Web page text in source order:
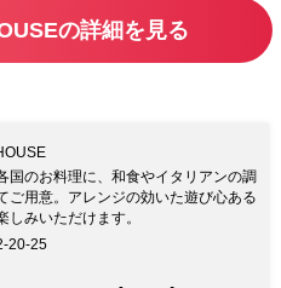
の詳細を見る
国のお料理に、和食やイタリアンの調
ご用意。アレンジの効いた遊び心ある
しみいただけます。
20-25